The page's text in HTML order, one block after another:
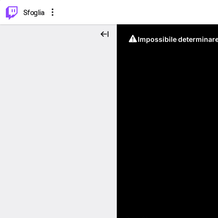
Sfoglia
Impossibile